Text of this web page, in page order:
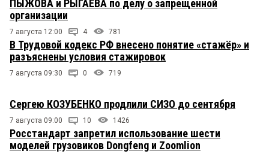
ПЫЖОВА и РЫГАЕВА по делу о запрещенной
организации
7 августа 12:00 4 781
В Трудовой кодекс РФ внесено понятие «стажёр» и
разъяснены условия стажировок
7 августа 09:30 0 719
Сергею КОЗУБЕНКО продлили СИЗО до сентября
7 августа 09:00 10 1426
Росстандарт запретил использование шести
моделей грузовиков Dongfeng и Zoomlion